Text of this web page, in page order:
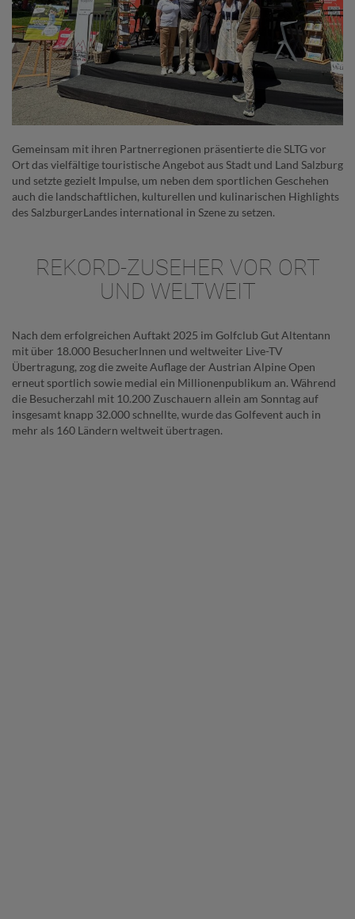
Gemeinsam mit ihren Partnerregionen präsentierte die SLTG vor
Ort das vielfältige touristische Angebot aus Stadt und Land Salzburg
und setzte gezielt Impulse, um neben dem sportlichen Geschehen
auch die landschaftlichen, kulturellen und kulinarischen Highlights
des SalzburgerLandes international in Szene zu setzen.
REKORD-ZUSEHER VOR ORT
UND WELTWEIT
Nach dem erfolgreichen Auftakt 2025 im Golfclub Gut Altentann
mit über 18.000 BesucherInnen und weltweiter Live-TV
Übertragung, zog die zweite Auflage der Austrian Alpine Open
erneut sportlich sowie medial ein Millionenpublikum an. Während
die Besucherzahl mit 10.200 Zuschauern allein am Sonntag auf
insgesamt knapp 32.000 schnellte, wurde das Golfevent auch in
mehr als 160 Ländern weltweit übertragen.